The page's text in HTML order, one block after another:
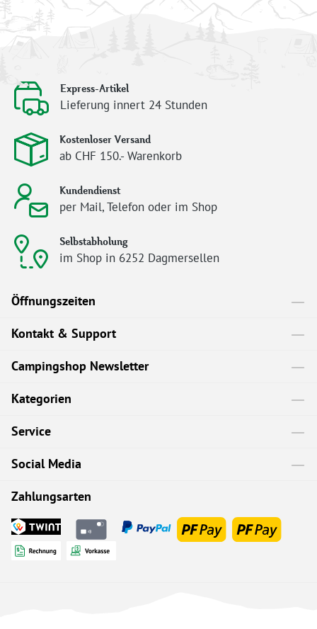
Express-Artikel
Lieferung innert 24 Stunden
Kostenloser Versand
ab CHF 150.- Warenkorb
Kundendienst
per Mail, Telefon oder im Shop
Selbstabholung
im Shop in 6252 Dagmersellen
Öffnungszeiten
Kontakt & Support
Campingshop Newsletter
Kategorien
Service
Social Media
Zahlungsarten